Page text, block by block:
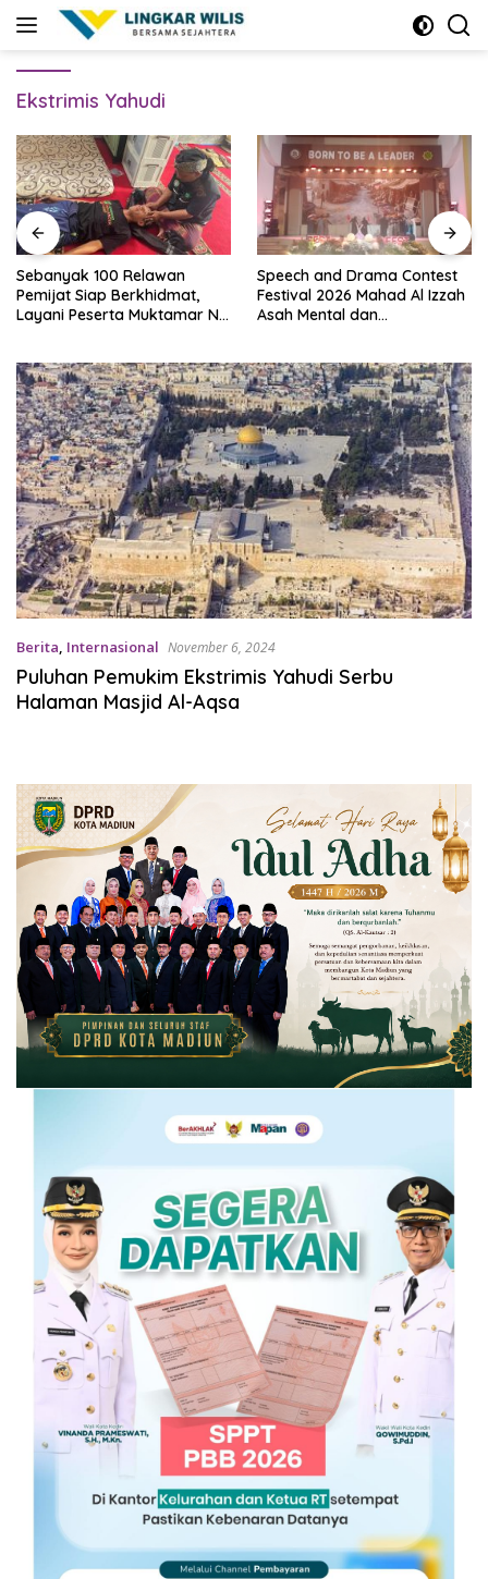
Ekstrimis Yahudi
Sebanyak 100 Relawan
Pemijat Siap Berkhidmat,
Layani Peserta Muktamar NU
Speech and Drama Contest
Festival 2026 Mahad Al Izzah
Asah Mental dan
Berita, Internasional November 6, 2024
Puluhan Pemukim Ekstrimis Yahudi Serbu
Halaman Masjid Al-Aqsa